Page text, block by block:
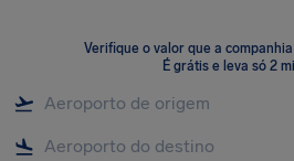
Verifique o valor que a
É grátis e leva só 2